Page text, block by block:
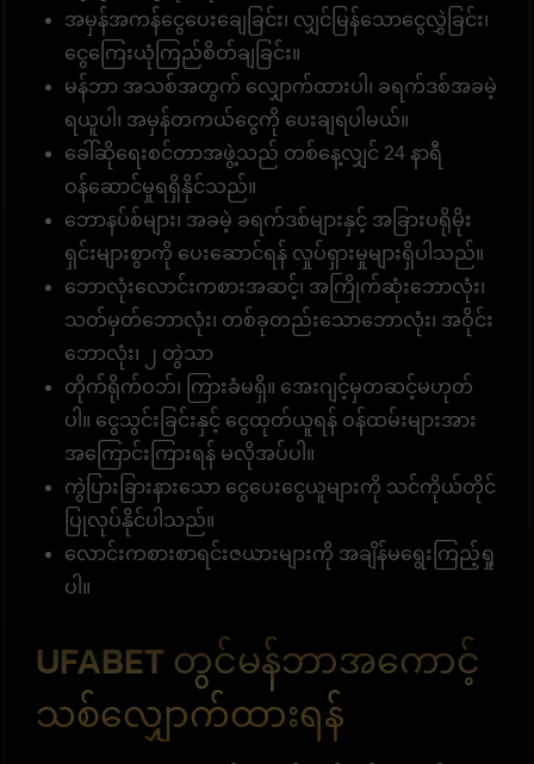
အမှန်အကန်ငွေပေးချေခြင်း၊ လျှင်မြန်သောငွေလွှဲခြင်း၊
ငွေကြေးယုံကြည်စိတ်ချခြင်း။
မန်ဘာ အသစ်အတွက် လျှောက်ထားပါ၊ ခရက်ဒစ်အခမဲ့
ရယူပါ၊ အမှန်တကယ်ငွေကို ပေးချရပါမယ်။
ခေါ်ဆိုရေးစင်တာအဖွဲ့သည် တစ်နေ့လျှင် 24 နာရီ
ဝန်ဆောင်မှုရရှိနိုင်သည်။
ဘောနပ်စ်များ၊ အခမဲ့ ခရက်ဒစ်များနှင့် အခြားပရိုမိုး
ရှင်းများစွာကို ပေးဆောင်ရန် လှုပ်ရှားမှုများရှိပါသည်။
ဘောလုံးလောင်းကစားအဆင့်၊ အကြိုက်ဆုံးဘောလုံး၊
သတ်မှတ်ဘောလုံး၊ တစ်ခုတည်းသောဘောလုံး၊ အဝိုင်း
ဘောလုံး၊ ၂ တွဲသာ
တိုက်ရိုက်ဝဘ်၊ ကြားခံမရှိ။ အေးဂျင့်မှတဆင့်မဟုတ်
ပါ။ ငွေသွင်းခြင်းနှင့် ငွေထုတ်ယူရန် ဝန်ထမ်းများအား
အကြောင်းကြားရန် မလိုအပ်ပါ။
ကွဲပြားခြားနားသော ငွေပေးငွေယူများကို သင်ကိုယ်တိုင်
ပြုလုပ်နိုင်ပါသည်။
လောင်းကစားစာရင်းဇယားများကို အချိန်မရွေးကြည့်ရှု
ပါ။
UFABET တွင်မန်ဘာအကောင့်
သစ်လျှောက်ထားရန်